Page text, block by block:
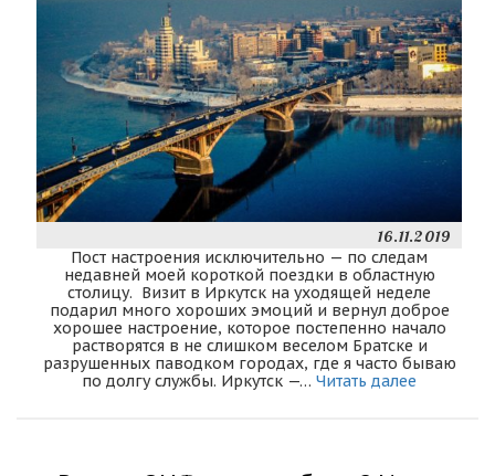
16.11.2019
Пост настроения исключительно — по следам
недавней моей короткой поездки в областную
столицу. Визит в Иркутск на уходящей неделе
подарил много хороших эмоций и вернул доброе
хорошее настроение, которое постепенно начало
растворятся в не слишком веселом Братске и
разрушенных паводком городах, где я часто бываю
по долгу службы. Иркутск —… Читать далее